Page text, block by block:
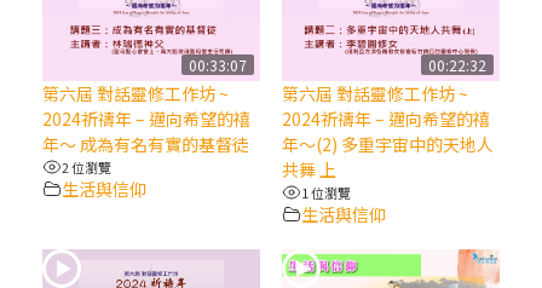
2025/10/10【萬物讚頌頌歌 – 太陽與生態音
樂會】紀念聖方濟與已逝教宗方濟各（上）
(9完結)黃敏正主教帶你做【將臨期避靜】—
匝凱的「新生命」：利他與內化
(8)黃敏正主教帶你做【將臨期避靜】—耶穌
降生成人與人同在＝「厄瑪努爾」
00:33:07
第六屆 對話靈修工作坊 ~
2024祈禱年 – 邁向希望的禧
年～ 成為有名有實的基督徒
2 位瀏覽
生活與信仰
00:22:32
第六屆 對話靈修工作坊 ~
2024祈禱年 – 邁向希望的禧
年～(2) 多重宇宙中的天地人
共舞 上
1 位瀏覽
生活與信仰